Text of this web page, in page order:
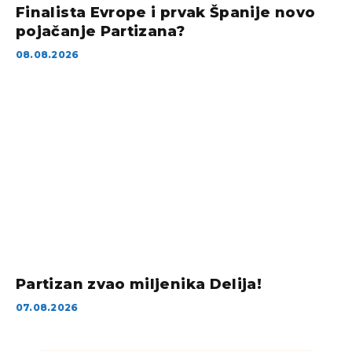
Finalista Evrope i prvak Španije novo
pojačanje Partizana?
08.08.2026
Partizan zvao miljenika Delija!
07.08.2026